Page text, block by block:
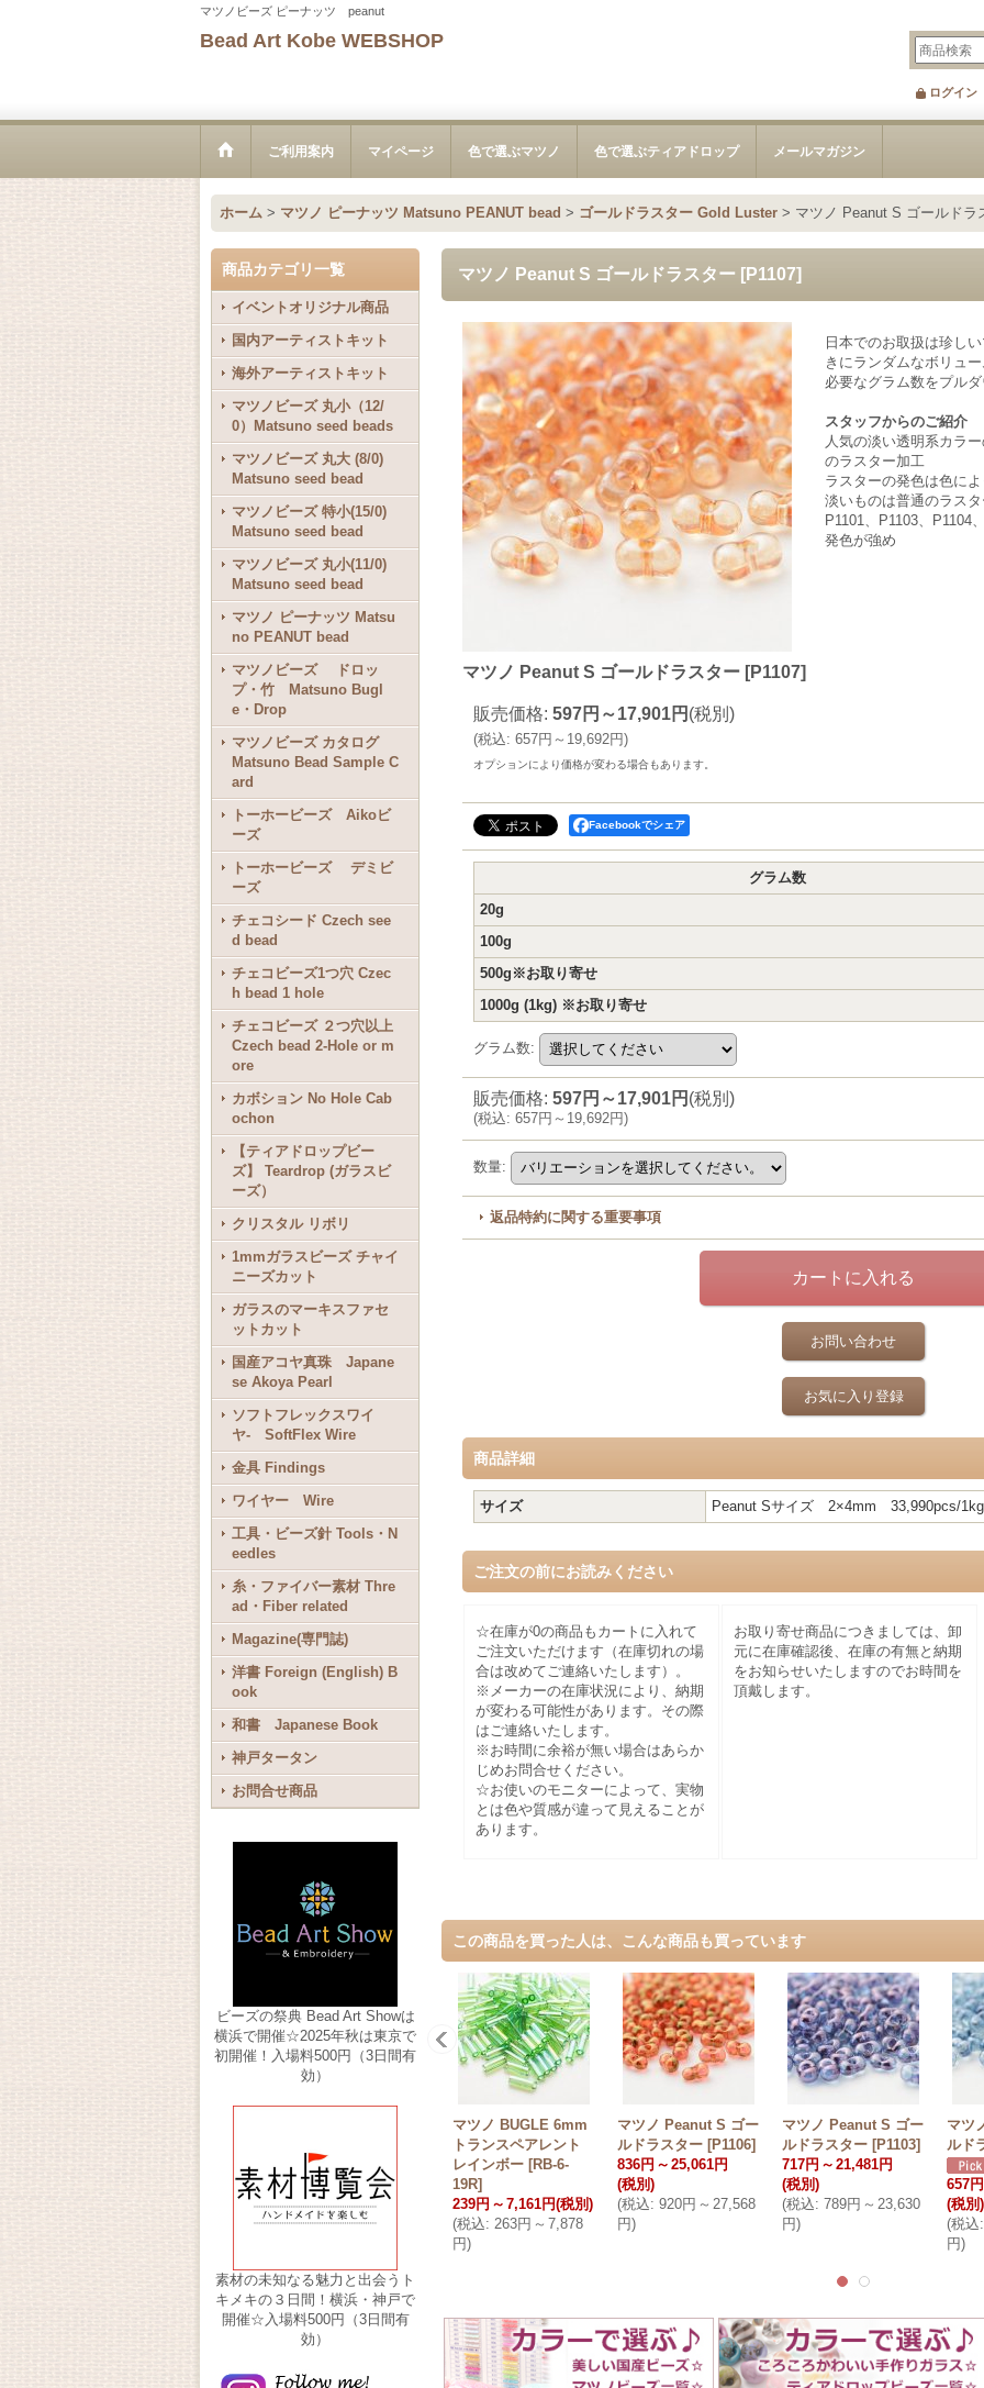
マツノビーズ ピーナッツ peanut
Bead Art Kobe WEBSHOP
ログイン
ご利用案内 マイページ 色で選ぶマツノ 色で選ぶティアドロップ メールマガジン
ホーム > マツノ ピーナッツ Matsuno PEANUT bead > ゴールドラスター Gold Luster > マツノ Peanut S ゴールドラ
商品カテゴリ一覧
イベントオリジナル商品
国内アーティストキット
海外アーティストキット
マツノビーズ 丸小（12/
0）Matsuno seed beads
マツノビーズ 丸大 (8/0)
Matsuno seed bead
マツノビーズ 特小(15/0)
Matsuno seed bead
マツノビーズ 丸小(11/0)
Matsuno seed bead
マツノ ピーナッツ Matsu
no PEANUT bead
マツノビーズ ドロッ
プ・竹 Matsuno Bugl
e・Drop
マツノビーズ カタログ
Matsuno Bead Sample C
ard
トーホービーズ Aikoビ
ーズ
トーホービーズ デミビ
ーズ
チェコシード Czech see
d bead
チェコビーズ1つ穴 Czec
h bead 1 hole
チェコビーズ ２つ穴以上
Czech bead 2-Hole or m
ore
カボション No Hole Cab
ochon
【ティアドロップビー
ズ】 Teardrop (ガラスビ
ーズ）
クリスタル リボリ
1mmガラスビーズ チャイ
ニーズカット
ガラスのマーキスファセ
ットカット
国産アコヤ真珠 Japane
se Akoya Pearl
ソフトフレックスワイ
ヤ- SoftFlex Wire
金具 Findings
ワイヤー Wire
工具・ビーズ針 Tools・N
eedles
糸・ファイバー素材 Thre
ad・Fiber related
Magazine(専門誌)
洋書 Foreign (English) B
ook
和書 Japanese Book
神戸タータン
お問合せ商品
ビーズの祭典 Bead Art Showは
横浜で開催☆2025年秋は東京で
初開催！入場料500円（3日間有
効）
素材の未知なる魅力と出会うト
キメキの３日間！横浜・神戸で
開催☆入場料500円（3日間有
効）
マツノ Peanut S ゴールドラスター [P1107]
日本でのお取扱は珍し
きにランダムなボリュ
必要なグラム数をプル
スタッフからのご紹介
人気の淡い透明系カラ
のラスター加工
ラスターの発色は色に
淡いものは普通のラス
P1101、P1103、P1104
発色が強め
マツノ Peanut S ゴールドラスター [P1107]
販売価格: 597円～17,901円 (税別)
(税込: 657円～19,692円)
オプションにより価格が変わる場合もあります。
Facebookでシェア
グラム数
20g
100g
500g※お取り寄せ
1000g (1kg) ※お取り寄せ
グラム数:
販売価格: 597円～17,901円 (税別)
(税込: 657円～19,692円)
数量:
返品特約に関する重要事項
お問い合わせ
お気に入り登録
商品詳細
サイズ Peanut Sサイズ 2×4mm 33,990pcs/1kg
ご注文の前にお読みください
☆在庫が0の商品もカートに入れて
ご注文いただけます（在庫切れの場
合は改めてご連絡いたします）。
※メーカーの在庫状況により、納期
が変わる可能性があります。その際
はご連絡いたします。
※お時間に余裕が無い場合はあらか
じめお問合せください。
☆お使いのモニターによって、実物
とは色や質感が違って見えることが
あります。
お取り寄せ商品につきましては、卸
元に在庫確認後、在庫の有無と納期
をお知らせいたしますのでお時間を
頂戴します。
この商品を買った人は、こんな商品も買っています
マツノ BUGLE 6mm
トランスペアレント
レインボー [RB-6-
19R]
239円 ～ 7,161円(税別)
(税込: 263円 ～ 7,878
円)
マツノ Peanut S ゴー
ルドラスター [P1106]
836円 ～ 25,061円
(税別)
(税込: 920円 ～ 27,568
円)
マツノ Peanut S ゴー
ルドラスター [P1103]
717円 ～ 21,481円
(税別)
(税込: 789円 ～ 23,630
円)
マツ
ルド
657円
(税別)
(税込:
円)